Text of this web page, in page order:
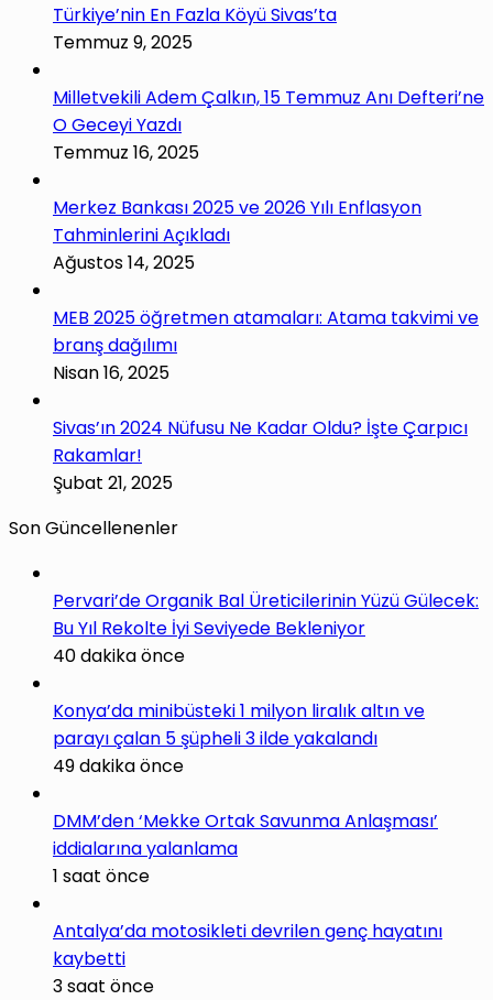
Türkiye’nin En Fazla Köyü Sivas’ta
Temmuz 9, 2025
Milletvekili Adem Çalkın, 15 Temmuz Anı Defteri’ne
O Geceyi Yazdı
Temmuz 16, 2025
Merkez Bankası 2025 ve 2026 Yılı Enflasyon
Tahminlerini Açıkladı
Ağustos 14, 2025
MEB 2025 öğretmen atamaları: Atama takvimi ve
branş dağılımı
Nisan 16, 2025
Sivas’ın 2024 Nüfusu Ne Kadar Oldu? İşte Çarpıcı
Rakamlar!
Şubat 21, 2025
Son Güncellenenler
Pervari’de Organik Bal Üreticilerinin Yüzü Gülecek:
Bu Yıl Rekolte İyi Seviyede Bekleniyor
40 dakika önce
Konya’da minibüsteki 1 milyon liralık altın ve
parayı çalan 5 şüpheli 3 ilde yakalandı
49 dakika önce
DMM’den ‘Mekke Ortak Savunma Anlaşması’
iddialarına yalanlama
1 saat önce
Antalya’da motosikleti devrilen genç hayatını
kaybetti
3 saat önce